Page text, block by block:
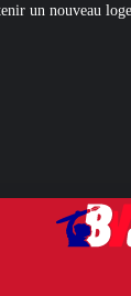
? [L’ÉTÉ